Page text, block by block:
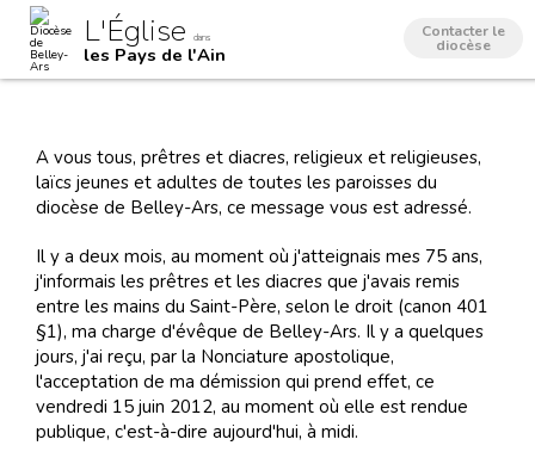
contenu.
Outils
personnels
L'Église dans
les Pays de l'Ain
Contacter le
diocèse
A vous tous, prêtres et diacres, religieux et religieuses,
laïcs jeunes et adultes de toutes les paroisses du
diocèse de Belley-Ars, ce message vous est adressé.
Il y a deux mois, au moment où j'atteignais mes 75 ans,
j'informais les prêtres et les diacres que j'avais remis
entre les mains du Saint-Père, selon le droit (canon 401
§1), ma charge d'évêque de Belley-Ars. Il y a quelques
jours, j'ai reçu, par la Nonciature apostolique,
l'acceptation de ma démission qui prend effet, ce
vendredi 15 juin 2012, au moment où elle est rendue
publique, c'est-à-dire aujourd'hui, à midi.